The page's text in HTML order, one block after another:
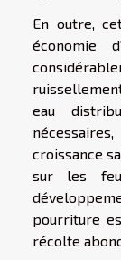
En outre,
économie
eau
croissance
sur les
pourriture
récolte